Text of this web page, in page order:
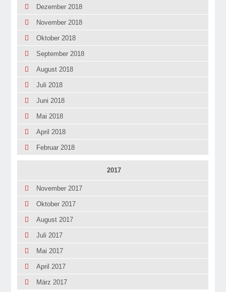
Dezember 2018
November 2018
Oktober 2018
September 2018
August 2018
Juli 2018
Juni 2018
Mai 2018
April 2018
Februar 2018
2017
November 2017
Oktober 2017
August 2017
Juli 2017
Mai 2017
April 2017
März 2017